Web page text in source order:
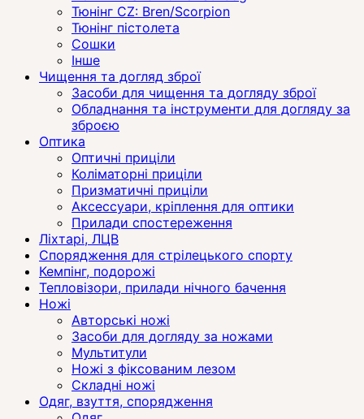
Тюнінг CZ: Bren/Scorpion
Тюнінг пістолета
Сошки
Інше
Чищення та догляд зброї
Засоби для чищення та догляду зброї
Обладнання та інструменти для догляду за
зброєю
Оптика
Оптичні приціли
Коліматорні приціли
Призматичні приціли
Аксессуари, кріплення для оптики
Прилади спостереження
Ліхтарі, ЛЦВ
Спорядження для стрілецького спорту
Кемпінг, подорожі
Тепловізори, прилади нічного бачення
Ножі
Авторські ножі
Засоби для догляду за ножами
Мультитули
Ножі з фіксованим лезом
Складні ножі
Одяг, взуття, спорядження